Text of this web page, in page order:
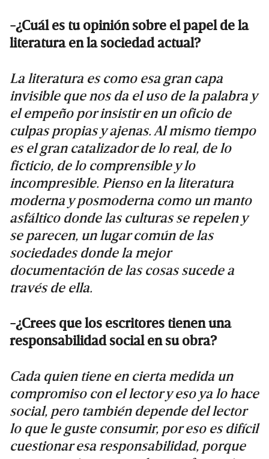
-¿Cuál es tu opinión sobre el papel de la
literatura en la sociedad actual?
La literatura es como esa gran capa
invisible que nos da el uso de la palabra y
el empeño por insistir en un oficio de
culpas propias y ajenas. Al mismo tiempo
es el gran catalizador de lo real, de lo
ficticio, de lo comprensible y lo
incompresible. Pienso en la literatura
moderna y posmoderna como un manto
asfáltico donde las culturas se repelen y
se parecen, un lugar común de las
sociedades donde la mejor
documentación de las cosas sucede a
través de ella.
-¿Crees que los escritores tienen una
responsabilidad social en su obra?
Cada quien tiene en cierta medida un
compromiso con el lector y eso ya lo hace
social, pero también depende del lector
lo que le guste consumir, por eso es difícil
cuestionar esa responsabilidad, porque